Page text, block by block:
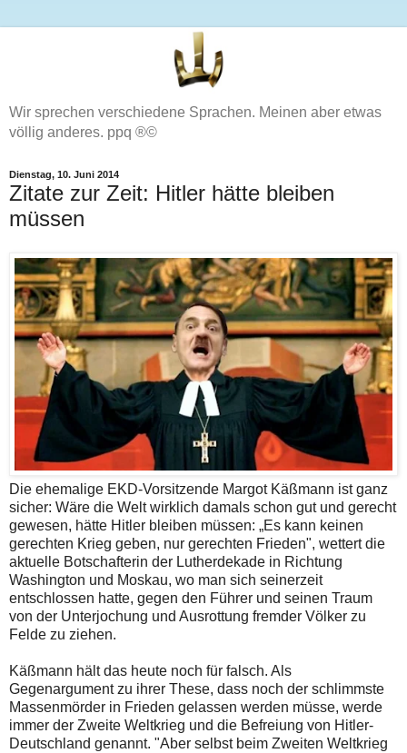
Wir sprechen verschiedene Sprachen. Meinen aber etwas
völlig anderes. ppq ®©
Dienstag, 10. Juni 2014
Zitate zur Zeit: Hitler hätte bleiben
müssen
Die ehemalige EKD-Vorsitzende Margot Käßmann ist ganz
sicher: Wäre die Welt wirklich damals schon gut und gerecht
gewesen, hätte Hitler bleiben müssen: „Es kann keinen
gerechten Krieg geben, nur gerechten Frieden", wettert die
aktuelle Botschafterin der Lutherdekade in Richtung
Washington und Moskau, wo man sich seinerzeit
entschlossen hatte, gegen den Führer und seinen Traum
von der Unterjochung und Ausrottung fremder Völker zu
Felde zu ziehen.
Käßmann hält das heute noch für falsch. Als
Gegenargument zu ihrer These, dass noch der schlimmste
Massenmörder in Frieden gelassen werden müsse, werde
immer der Zweite Weltkrieg und die Befreiung von Hitler-
Deutschland genannt. "Aber selbst beim Zweiten Weltkrieg